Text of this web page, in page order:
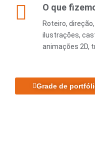
O que
Roteiro,
ilustrações,
animações 2D,
Grade de